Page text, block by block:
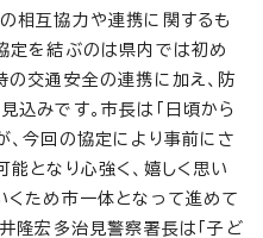
相互協力や連携に関するも
定を結ぶのは県内では初め
の交通安全の連携に加え、防
込みです。市長は「日頃から
、今回の協定により事前にさ
となり心強く、嬉しく思い
くため市一体となって進めて
隆宏多治見警察署長は「子ど